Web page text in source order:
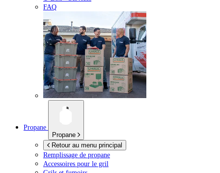
FAQ
Propane
Propane
Retour au menu principal
Remplissage de propane
Accessoires pour le gril